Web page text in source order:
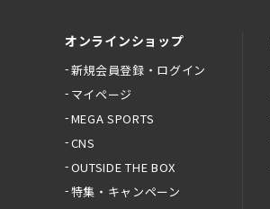
オンラインショップ
新規会員登録・ログイン
マイページ
MEGA SPORTS
CNS
OUTSIDE THE BOX
特集・キャンペーン